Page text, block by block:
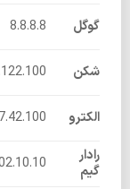
گوگل
8.8.8.8
شکن
الکترو
رادار
گیم